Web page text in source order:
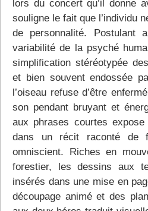
lors du concert qu’il donne
souligne le fait que l’individu
de personnalité. Postulant
variabilité de la psyché
simplification stéréotypée
et bien souvent endossée
l’oiseau refuse d’être
son pendant bruyant et
aux phrases courtes
dans un récit raconté de
omniscient. Riches en
forestier, les dessins aux
insérés dans une mise en
découpage animé et des